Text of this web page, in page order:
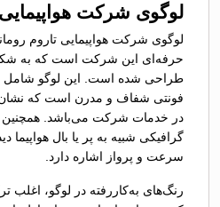
لوگوی شرکت هواپیمایی
لوگوی شرکت هواپیمایی تاروم
حرفه‌ای این شرکت است که به شکلی
فونتی شفاف و مدرن است که
در خدمات شرکت می‌باشد. همچنین
گرافیکی شبیه به پر یا بال
سرعت و پرواز اشاره دارد.
رنگ‌های به‌کاررفته در لوگو، اغلب